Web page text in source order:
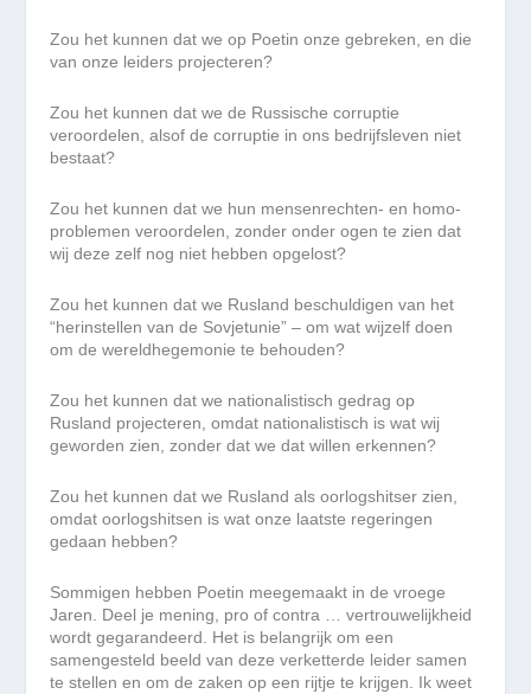
Zou het kunnen dat we op Poetin onze gebreken, en die
van onze leiders projecteren?
Zou het kunnen dat we de Russische corruptie
veroordelen, alsof de corruptie in ons bedrijfsleven niet
bestaat?
Zou het kunnen dat we hun mensenrechten- en homo-
problemen veroordelen, zonder onder ogen te zien dat
wij deze zelf nog niet hebben opgelost?
Zou het kunnen dat we Rusland beschuldigen van het
“herinstellen van de Sovjetunie” – om wat wijzelf doen
om de wereldhegemonie te behouden?
Zou het kunnen dat we nationalistisch gedrag op
Rusland projecteren, omdat nationalistisch is wat wij
geworden zien, zonder dat we dat willen erkennen?
Zou het kunnen dat we Rusland als oorlogshitser zien,
omdat oorlogshitsen is wat onze laatste regeringen
gedaan hebben?
Sommigen hebben Poetin meegemaakt in de vroege
Jaren. Deel je mening, pro of contra … vertrouwelijkheid
wordt gegarandeerd. Het is belangrijk om een
samengesteld beeld van deze verketterde leider samen
te stellen en om de zaken op een rijtje te krijgen. Ik weet